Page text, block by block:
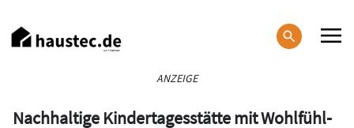
zum
Inhalt
ANZEIGE
Nachhaltige Kindertagesstätte mit Wohlfühl-